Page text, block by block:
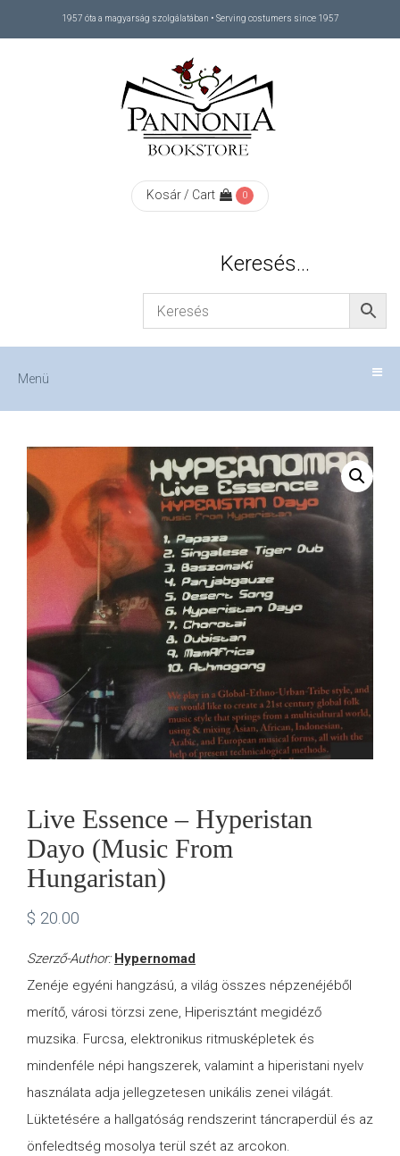
1957 óta a magyarság szolgálatában • Serving costumers since 1957
Kosár / Cart 0
Keresés…
Menü
SHOP
KAPCSOLAT
CONTACT
US
Live Essence – Hyperistan
Dayo (Music From
Hungaristan)
$ 20.00
Szerző-Author: Hypernomad
Zenéje egyéni hangzású, a világ összes népzenéjéből
merítő, városi törzsi zene, Hiperisztánt megidéző
muzsika. Furcsa, elektronikus ritmusképletek és
mindenféle népi hangszerek, valamint a hiperistani nyelv
használata adja jellegzetesen unikális zenei világát.
Lüktetésére a hallgatóság rendszerint táncraperdül és az
önfeledtség mosolya terül szét az arcokon.